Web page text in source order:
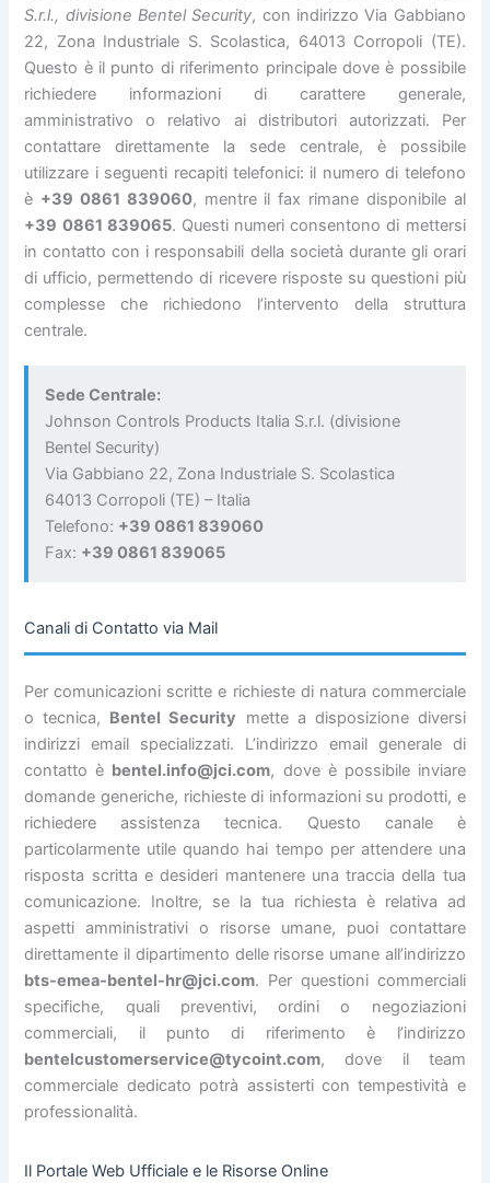
S.r.l., divisione Bentel Security, con indirizzo Via Gabbiano
22, Zona Industriale S. Scolastica, 64013 Corropoli (TE).
Questo è il punto di riferimento principale dove è possibile
richiedere informazioni di carattere generale,
amministrativo o relativo ai distributori autorizzati. Per
contattare direttamente la sede centrale, è possibile
utilizzare i seguenti recapiti telefonici: il numero di telefono
è +39 0861 839060, mentre il fax rimane disponibile al
+39 0861 839065. Questi numeri consentono di mettersi
in contatto con i responsabili della società durante gli orari
di ufficio, permettendo di ricevere risposte su questioni più
complesse che richiedono l’intervento della struttura
centrale.
Sede Centrale:
Johnson Controls Products Italia S.r.l. (divisione
Bentel Security)
Via Gabbiano 22, Zona Industriale S. Scolastica
64013 Corropoli (TE) – Italia
Telefono: +39 0861 839060
Fax: +39 0861 839065
Canali di Contatto via Mail
Per comunicazioni scritte e richieste di natura commerciale
o tecnica, Bentel Security mette a disposizione diversi
indirizzi email specializzati. L’indirizzo email generale di
contatto è bentel.info@jci.com, dove è possibile inviare
domande generiche, richieste di informazioni su prodotti, e
richiedere assistenza tecnica. Questo canale è
particolarmente utile quando hai tempo per attendere una
risposta scritta e desideri mantenere una traccia della tua
comunicazione. Inoltre, se la tua richiesta è relativa ad
aspetti amministrativi o risorse umane, puoi contattare
direttamente il dipartimento delle risorse umane all’indirizzo
bts-emea-bentel-hr@jci.com. Per questioni commerciali
specifiche, quali preventivi, ordini o negoziazioni
commerciali, il punto di riferimento è l’indirizzo
bentelcustomerservice@tycoint.com, dove il team
commerciale dedicato potrà assisterti con tempestività e
professionalità.
Il Portale Web Ufficiale e le Risorse Online